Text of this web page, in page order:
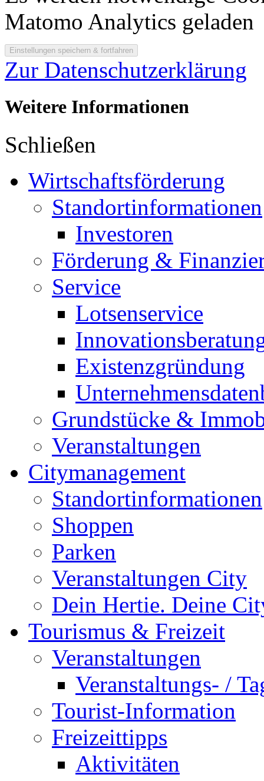
Matomo Analytics geladen
Zur Datenschutzerklärung
Weitere Informationen
Schließen
Wirtschaftsförderung
Standortinformationen
Investoren
Förderung &
Service
Lotsenservice
Existenzgründung
Grundstücke &
Veranstaltungen
Citymanagement
Standortinformationen
Shoppen
Parken
Veranstaltungen City
Dein Hertie. Deine
Tourismus & Freizeit
Veranstaltungen
Veranstaltungs- /
Tourist-Information
Freizeittipps
Aktivitäten